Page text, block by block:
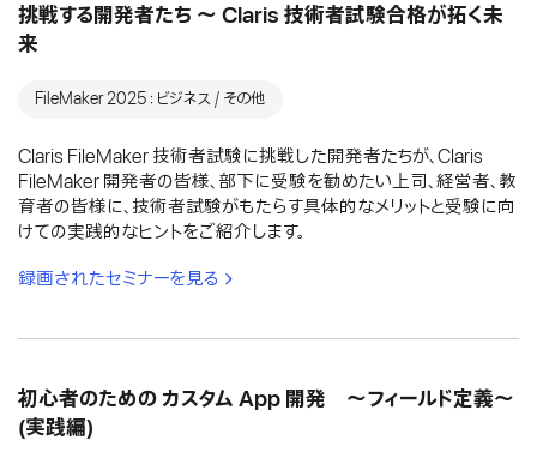
挑戦する開発者たち 〜 Claris 技術者試験合格が拓く未
来
FileMaker 2025：ビジネス / その他
Claris FileMaker 技術者試験に挑戦した開発者たちが、Claris
FileMaker 開発者の皆様、部下に受験を勧めたい上司、経営者、教
育者の皆様に、技術者試験がもたらす具体的なメリットと受験に向
けての実践的なヒントをご紹介します。
録画されたセミナーを見る
初心者のための カスタム App 開発 〜フィールド定義〜
(実践編)